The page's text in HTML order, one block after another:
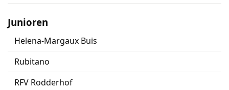
Junioren
Helena-Margaux Buis
Rubitano
RFV Rodderhof